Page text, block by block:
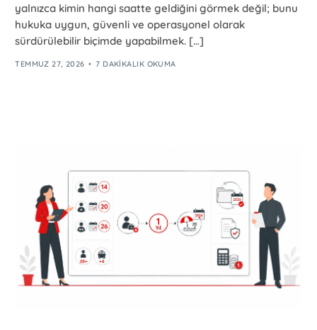
yalnızca kimin hangi saatte geldiğini görmek değil; bunu
hukuka uygun, güvenli ve operasyonel olarak
sürdürülebilir biçimde yapabilmek. […]
TEMMUZ 27, 2026 7 DAKIKALIK OKUMA